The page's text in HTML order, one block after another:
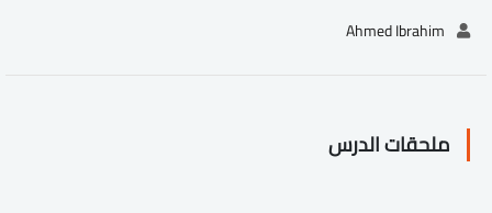
ملحقات الدرس